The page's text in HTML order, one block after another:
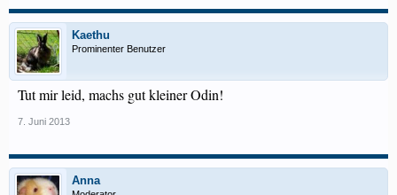
Kaethu
Prominenter Benutzer
Tut mir leid, machs gut kleiner Odin!
7. Juni 2013
Anna